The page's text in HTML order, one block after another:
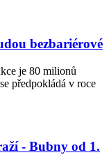
bezbariérové
je 80 milionů
předpokládá v roce
- Bubny od 1.